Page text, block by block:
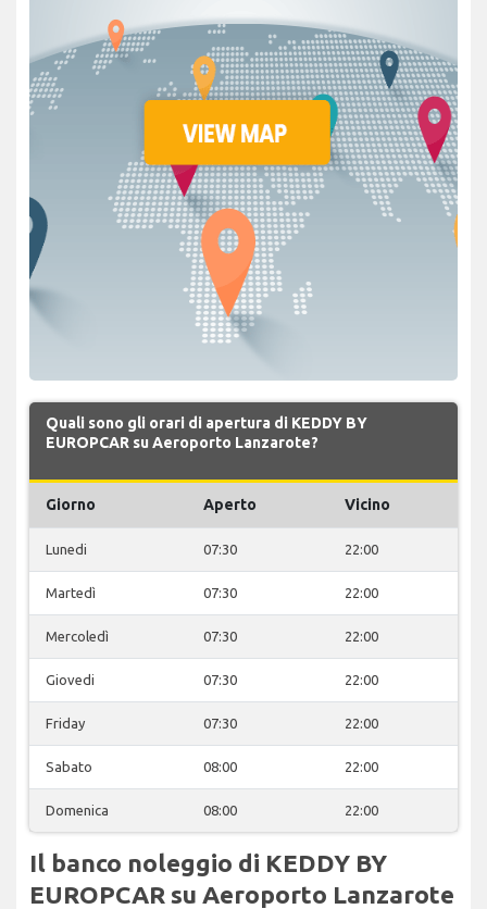
Quali sono gli orari di apertura di KEDDY BY
EUROPCAR su Aeroporto Lanzarote?
Giorno Aperto Vicino
Lunedi 07:30 22:00
Martedì 07:30 22:00
Mercoledì 07:30 22:00
Giovedi 07:30 22:00
Friday 07:30 22:00
Sabato 08:00 22:00
Domenica 08:00 22:00
Il banco noleggio di KEDDY BY
EUROPCAR su Aeroporto Lanzarote